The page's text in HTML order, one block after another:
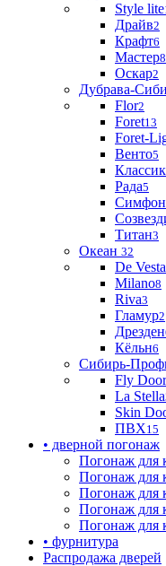
Style lite
Драйв2
Крафт6
Мастер8
Оскар2
Дубрава-
Flor2
Foret13
Foret-
Венто5
Рада5
Титан3
Океан 32
De Vesta
Milano8
Riva3
Гламур2
Дрезден
Кёльн6
Сибирь-
Fly
La Stella
Skin
ПВХ15
• дверной погонаж
Погонаж для
Погонаж для
Погонаж для
Погонаж для
Погонаж для
• фурнитура
Распродажа дверей